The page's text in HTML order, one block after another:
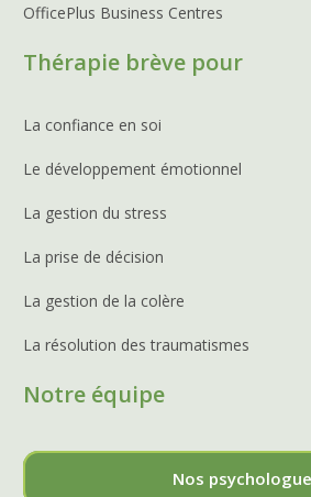
OfficePlus Business Centres
Thérapie brève pour
La confiance en soi
Le développement émotionnel
La gestion du stress
La prise de décision
La gestion de la colère
La résolution des traumatismes
Notre équipe
Nos